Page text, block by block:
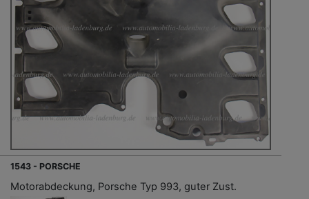
1543 - PORSCHE
Motorabdeckung, Porsche Typ 993, guter Zust.